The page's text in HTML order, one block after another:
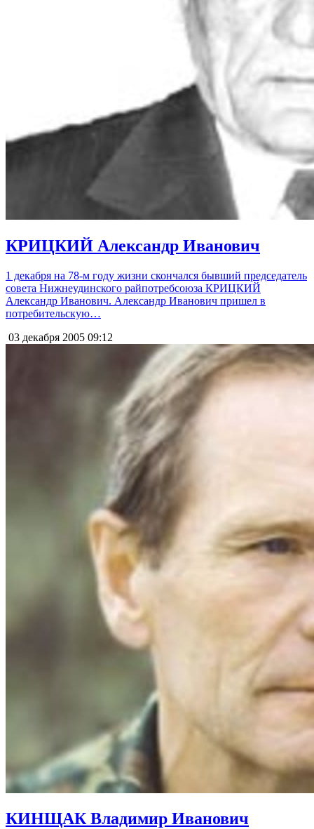
КРИЦКИЙ Александр Иванович
1 декабря на 78-м году жизни скончался бывший председатель
совета Нижнеудинского райпотребсоюза КРИЦКИЙ
Александр Иванович. Александр Иванович пришел в
потребительскую…
03 декабря 2005 09:12
КИНЩАК Владимир Иванович